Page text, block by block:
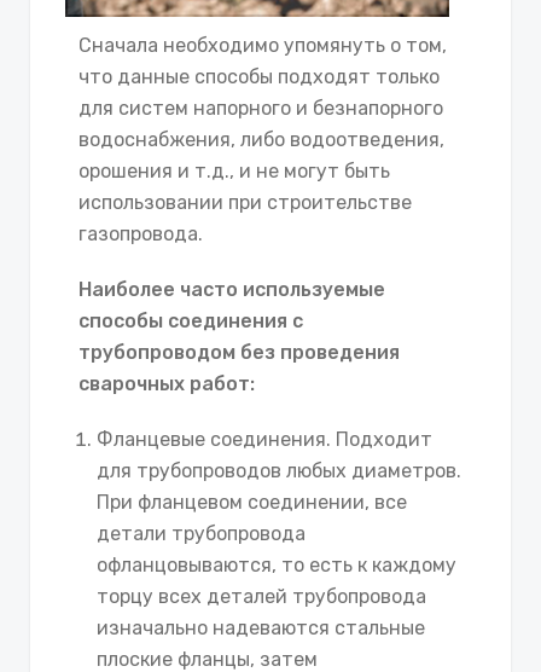
Сначала необходимо упомянуть о том,
что данные способы подходят только
для систем напорного и безнапорного
водоснабжения, либо водоотведения,
орошения и т.д., и не могут быть
использовании при строительстве
газопровода.
Наиболее часто используемые
способы соединения с
трубопроводом без проведения
сварочных работ:
Фланцевые соединения. Подходит
для трубопроводов любых диаметров.
При фланцевом соединении, все
детали трубопровода
офланцовываются, то есть к каждому
торцу всех деталей трубопровода
изначально надеваются стальные
плоские фланцы, затем